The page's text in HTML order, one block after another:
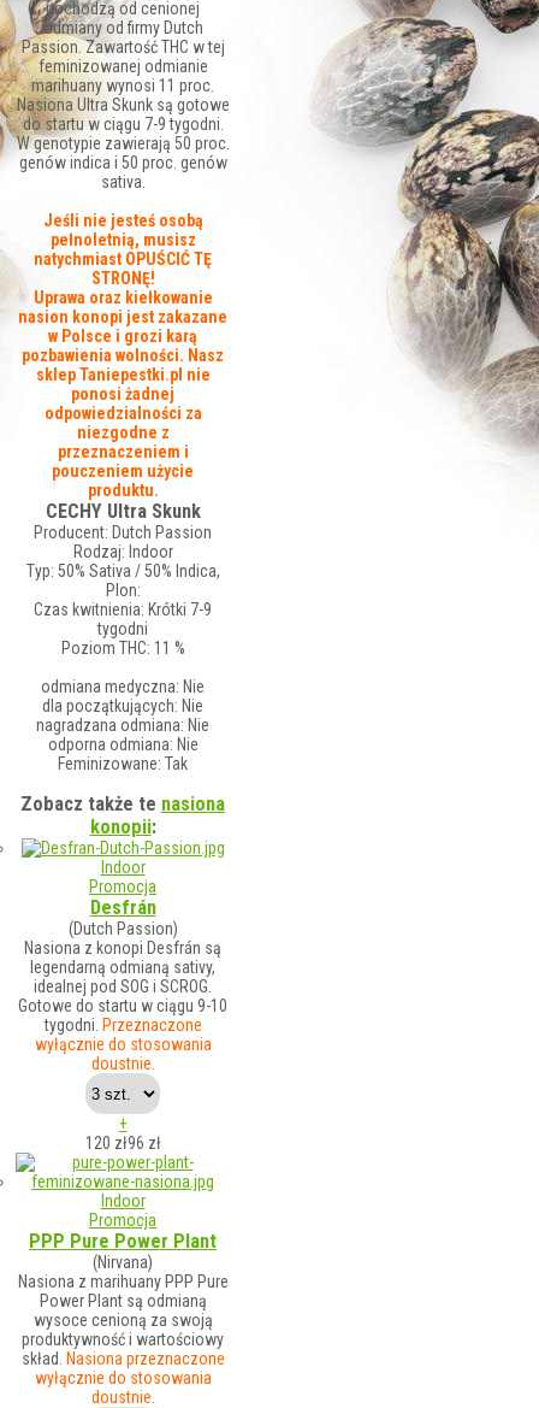
pochodzą od cenionej
odmiany od firmy Dutch
Passion. Zawartość THC w tej
feminizowanej odmianie
marihuany wynosi 11 proc.
Nasiona Ultra Skunk są gotowe
do startu w ciągu 7-9 tygodni.
W genotypie zawierają 50 proc.
genów indica i 50 proc. genów
sativa.
Jeśli nie jesteś osobą
pełnoletnią, musisz
natychmiast OPUŚCIĆ TĘ
STRONĘ!
Uprawa oraz kiełkowanie
nasion konopi jest zakazane
w Polsce i grozi karą
pozbawienia wolności. Nasz
sklep Taniepestki.pl nie
ponosi żadnej
odpowiedzialności za
niezgodne z
przeznaczeniem i
pouczeniem użycie
produktu.
CECHY Ultra Skunk
Producent: Dutch Passion
Rodzaj: Indoor
Typ: 50% Sativa / 50% Indica,
Plon:
Czas kwitnienia: Krótki 7-9
tygodni
Poziom THC: 11 %
odmiana medyczna: Nie
dla początkujących: Nie
nagradzana odmiana: Nie
odporna odmiana: Nie
Feminizowane: Tak
Zobacz także te nasiona
konopii:
Indoor
Promocja
Desfrán
(Dutch Passion)
Nasiona z konopi Desfrán są
legendarną odmianą sativy,
idealnej pod SOG i SCROG.
Gotowe do startu w ciągu 9-10
tygodni. Przeznaczone
wyłącznie do stosowania
doustnie.
+
120 zł96 zł
Indoor
Promocja
PPP Pure Power Plant
(Nirvana)
Nasiona z marihuany PPP Pure
Power Plant są odmianą
wysoce cenioną za swoją
produktywność i wartościowy
skład.
Nasiona przeznaczone
wyłącznie do stosowania
doustnie.